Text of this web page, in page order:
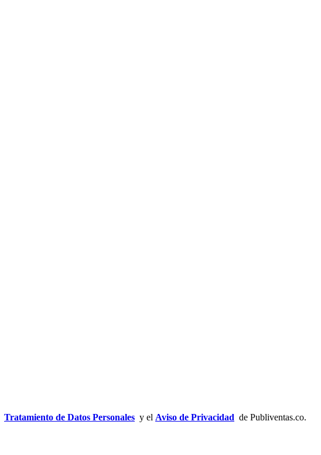
Tratamiento de Datos Personales y el Aviso de Privacidad de Publiventas.co.